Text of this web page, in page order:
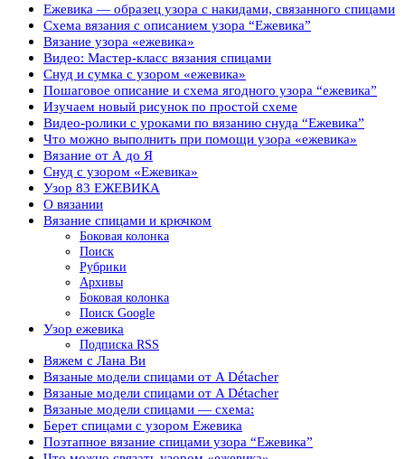
Ежевика — образец узора с накидами, связанного спицами
Схема вязания с описанием узора “Ежевика”
Вязание узора «ежевика»
Видео: Мастер-класс вязания спицами
Снуд и сумка с узором «ежевика»
Пошаговое описание и схема ягодного узора “ежевика”
Изучаем новый рисунок по простой схеме
Видео-ролики с уроками по вязанию снуда “Ежевика”
Что можно выполнить при помощи узора «ежевика»
Вязание от А до Я
Снуд с узором «Ежевика»
Узор 83 ЕЖЕВИКА
О вязании
Вязание спицами и крючком
Боковая колонка
Поиск
Рубрики
Архивы
Боковая колонка
Поиск Google
Узор ежевика
Подписка RSS
Вяжем с Лана Ви
Вязаные модели спицами от A Détacher
Вязаные модели спицами от A Détacher
Вязаные модели спицами — схема:
Берет спицами с узором Ежевика
Поэтапное вязание спицами узора “Ежевика”